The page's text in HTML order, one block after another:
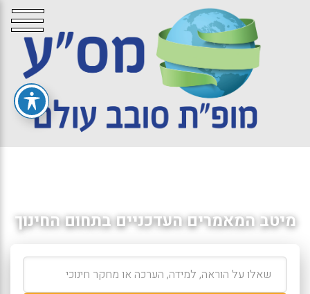
מיטב המאמרים העדכניים בתחום החינוך